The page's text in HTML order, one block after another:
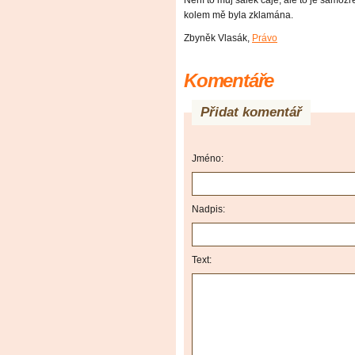
kolem mě byla zklamána.
Zbyněk Vlasák, Právo
Komentáře
Přidat komentář
Jméno:
Nadpis:
Text: